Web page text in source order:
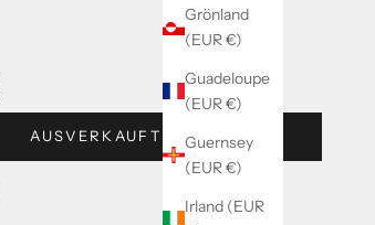
Grönland
(EUR €)
Guadeloupe
(EUR €)
Guernsey
(EUR €)
Irland (EUR
AUSVERKAUFT